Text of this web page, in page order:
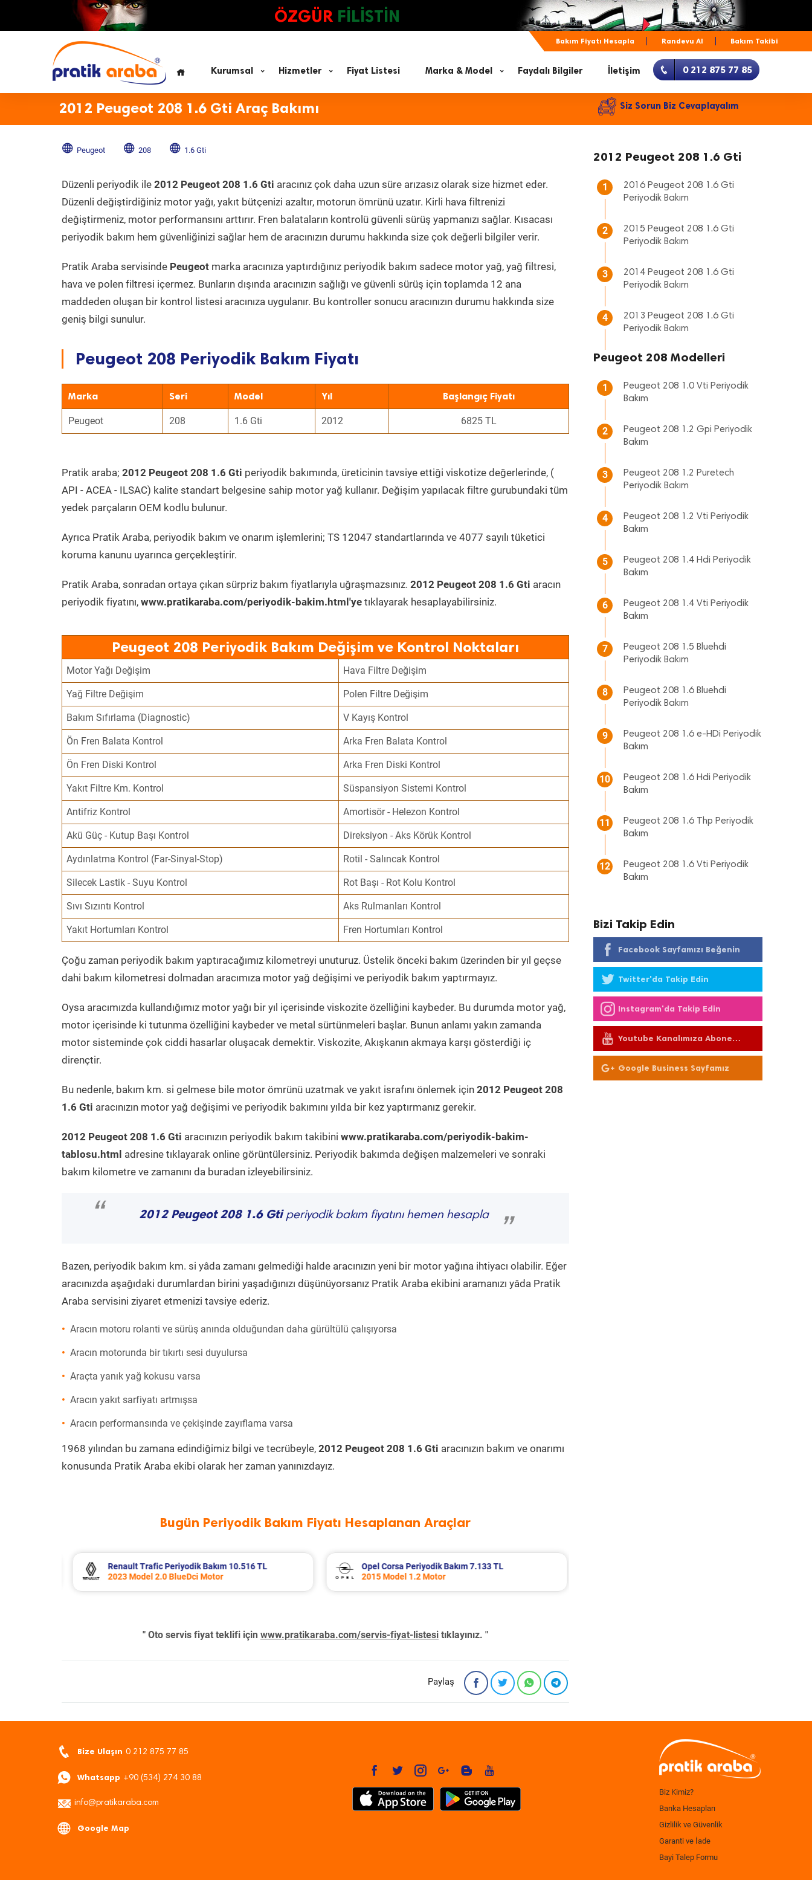
ÖZGÜR FİLİSTİN
Bakım Fiyatı Hesapla Randevu Al Bakım Takibi
Kurumsal Hizmetler Fiyat Listesi Marka & Model Faydalı Bilgiler İletişim 0 212 875 77 85
2012 Peugeot 208 1.6 Gti Araç Bakımı Siz Sorun Biz Cevaplayalım
Peugeot 208 1.6 Gti
Düzenli periyodik ile 2012 Peugeot 208 1.6 Gti aracınız çok daha uzun süre arızasız olarak size hizmet eder.
Düzenli değiştirdiğiniz motor yağı, yakıt bütçenizi azaltır, motorun ömrünü uzatır. Kirli hava filtrenizi
değiştirmeniz, motor performansını arttırır. Fren balataların kontrolü güvenli sürüş yapmanızı sağlar. Kısacası
periyodik bakım hem güvenliğinizi sağlar hem de aracınızın durumu hakkında size çok değerli bilgiler verir.
Pratik Araba servisinde Peugeot marka aracınıza yaptırdığınız periyodik bakım sadece motor yağ, yağ filtresi,
hava ve polen filtresi içermez. Bunların dışında aracınızın sağlığı ve güvenli sürüş için toplamda 12 ana
maddeden oluşan bir kontrol listesi aracınıza uygulanır. Bu kontroller sonucu aracınızın durumu hakkında size
geniş bilgi sunulur.
Peugeot 208 Periyodik Bakım Fiyatı
Marka Seri Model Yıl Başlangıç Fiyatı
Peugeot 208 1.6 Gti 2012 6825 TL
Pratik araba; 2012 Peugeot 208 1.6 Gti periyodik bakımında, üreticinin tavsiye ettiği viskotize değerlerinde, (
API - ACEA - ILSAC) kalite standart belgesine sahip motor yağ kullanır. Değişim yapılacak filtre gurubundaki tüm
yedek parçaların OEM kodlu bulunur.
Ayrıca Pratik Araba, periyodik bakım ve onarım işlemlerini; TS 12047 standartlarında ve 4077 sayılı tüketici
koruma kanunu uyarınca gerçekleştirir.
Pratik Araba, sonradan ortaya çıkan sürpriz bakım fiyatlarıyla uğraşmazsınız. 2012 Peugeot 208 1.6 Gti aracın
periyodik fiyatını, www.pratikaraba.com/periyodik-bakim.html'ye tıklayarak hesaplayabilirsiniz.
Peugeot 208 Periyodik Bakım Değişim ve Kontrol Noktaları
Motor Yağı Değişim Hava Filtre Değişim
Yağ Filtre Değişim Polen Filtre Değişim
Bakım Sıfırlama (Diagnostic) V Kayış Kontrol
Ön Fren Balata Kontrol Arka Fren Balata Kontrol
Ön Fren Diski Kontrol Arka Fren Diski Kontrol
Yakıt Filtre Km. Kontrol Süspansiyon Sistemi Kontrol
Antifriz Kontrol Amortisör - Helezon Kontrol
Akü Güç - Kutup Başı Kontrol Direksiyon - Aks Körük Kontrol
Aydınlatma Kontrol (Far-Sinyal-Stop) Rotil - Salıncak Kontrol
Silecek Lastik - Suyu Kontrol Rot Başı - Rot Kolu Kontrol
Sıvı Sızıntı Kontrol Aks Rulmanları Kontrol
Yakıt Hortumları Kontrol Fren Hortumları Kontrol
Çoğu zaman periyodik bakım yaptıracağımız kilometreyi unuturuz. Üstelik önceki bakım üzerinden bir yıl geçse
dahi bakım kilometresi dolmadan aracımıza motor yağ değişimi ve periyodik bakım yaptırmayız.
Oysa aracımızda kullandığımız motor yağı bir yıl içerisinde viskozite özelliğini kaybeder. Bu durumda motor yağ,
motor içerisinde ki tutunma özelliğini kaybeder ve metal sürtünmeleri başlar. Bunun anlamı yakın zamanda
motor sisteminde çok ciddi hasarlar oluşacak demektir. Viskozite, Akışkanın akmaya karşı gösterdiği iç
dirençtir.
Bu nedenle, bakım km. si gelmese bile motor ömrünü uzatmak ve yakıt israfını önlemek için 2012 Peugeot 208
1.6 Gti aracınızın motor yağ değişimi ve periyodik bakımını yılda bir kez yaptırmanız gerekir.
2012 Peugeot 208 1.6 Gti aracınızın periyodik bakım takibini www.pratikaraba.com/periyodik-bakim-
tablosu.html adresine tıklayarak online görüntülersiniz. Periyodik bakımda değişen malzemeleri ve sonraki
bakım kilometre ve zamanını da buradan izleyebilirsiniz.
“ 2012 Peugeot 208 1.6 Gtiperiyodik bakım fiyatını hemen hesapla
”
Bazen, periyodik bakım km. si yâda zamanı gelmediği halde aracınızın yeni bir motor yağına ihtiyacı olabilir. Eğer
aracınızda aşağıdaki durumlardan birini yaşadığınızı düşünüyorsanız Pratik Araba ekibini aramanızı yâda Pratik
Araba servisini ziyaret etmenizi tavsiye ederiz.
Aracın motoru rolanti ve sürüş anında olduğundan daha gürültülü çalışıyorsa
Aracın motorunda bir tıkırtı sesi duyulursa
Araçta yanık yağ kokusu varsa
Aracın yakıt sarfiyatı artmışsa
Aracın performansında ve çekişinde zayıflama varsa
1968 yılından bu zamana edindiğimiz bilgi ve tecrübeyle, 2012 Peugeot 208 1.6 Gti aracınızın bakım ve onarımı
konusunda Pratik Araba ekibi olarak her zaman yanınızdayız.
Bugün Periyodik Bakım Fiyatı Hesaplanan Araçlar
Opel Corsa Periyodik Bakım 7.133 TL
2015 Model 1.2 Motor
Seat Leon Periyodik Bakım 7.335 TL
2016 Model 1.2 Tsi Motor
" Oto servis fiyat teklifi için www.pratikaraba.com/servis-fiyat-listesi tıklayınız. "
Paylaş
2012 Peugeot 208 1.6 Gti
1
2016 Peugeot 208 1.6 Gti
Periyodik Bakım
2
2015 Peugeot 208 1.6 Gti
Periyodik Bakım
3
2014 Peugeot 208 1.6 Gti
Periyodik Bakım
4
2013 Peugeot 208 1.6 Gti
Periyodik Bakım
Peugeot 208 Modelleri
1
Peugeot 208 1.0 Vti Periyodik
Bakım
2
Peugeot 208 1.2 Gpi Periyodik
Bakım
3
Peugeot 208 1.2 Puretech
Periyodik Bakım
4
Peugeot 208 1.2 Vti Periyodik
Bakım
5
Peugeot 208 1.4 Hdi Periyodik
Bakım
6
Peugeot 208 1.4 Vti Periyodik
Bakım
7
Peugeot 208 1.5 Bluehdi
Periyodik Bakım
8
Peugeot 208 1.6 Bluehdi
Periyodik Bakım
9
Peugeot 208 1.6 e-HDi Periyodik
Bakım
10
Peugeot 208 1.6 Hdi Periyodik
Bakım
11
Peugeot 208 1.6 Thp Periyodik
Bakım
12
Peugeot 208 1.6 Vti Periyodik
Bakım
Bizi Takip Edin
Facebook Sayfamızı Beğenin
Twitter'da Takip Edin
Instagram'da Takip Edin
Youtube Kanalımıza Abone
Olun
Google Business Sayfamız
Bize Ulaşın 0 212 875 77 85
Whatsapp +90 (534) 274 30 88
info@pratikaraba.com
Google Map
Biz Kimiz?
Banka Hesapları
Gizlilik ve Güvenlik
Garanti ve İade
Bayi Talep Formu